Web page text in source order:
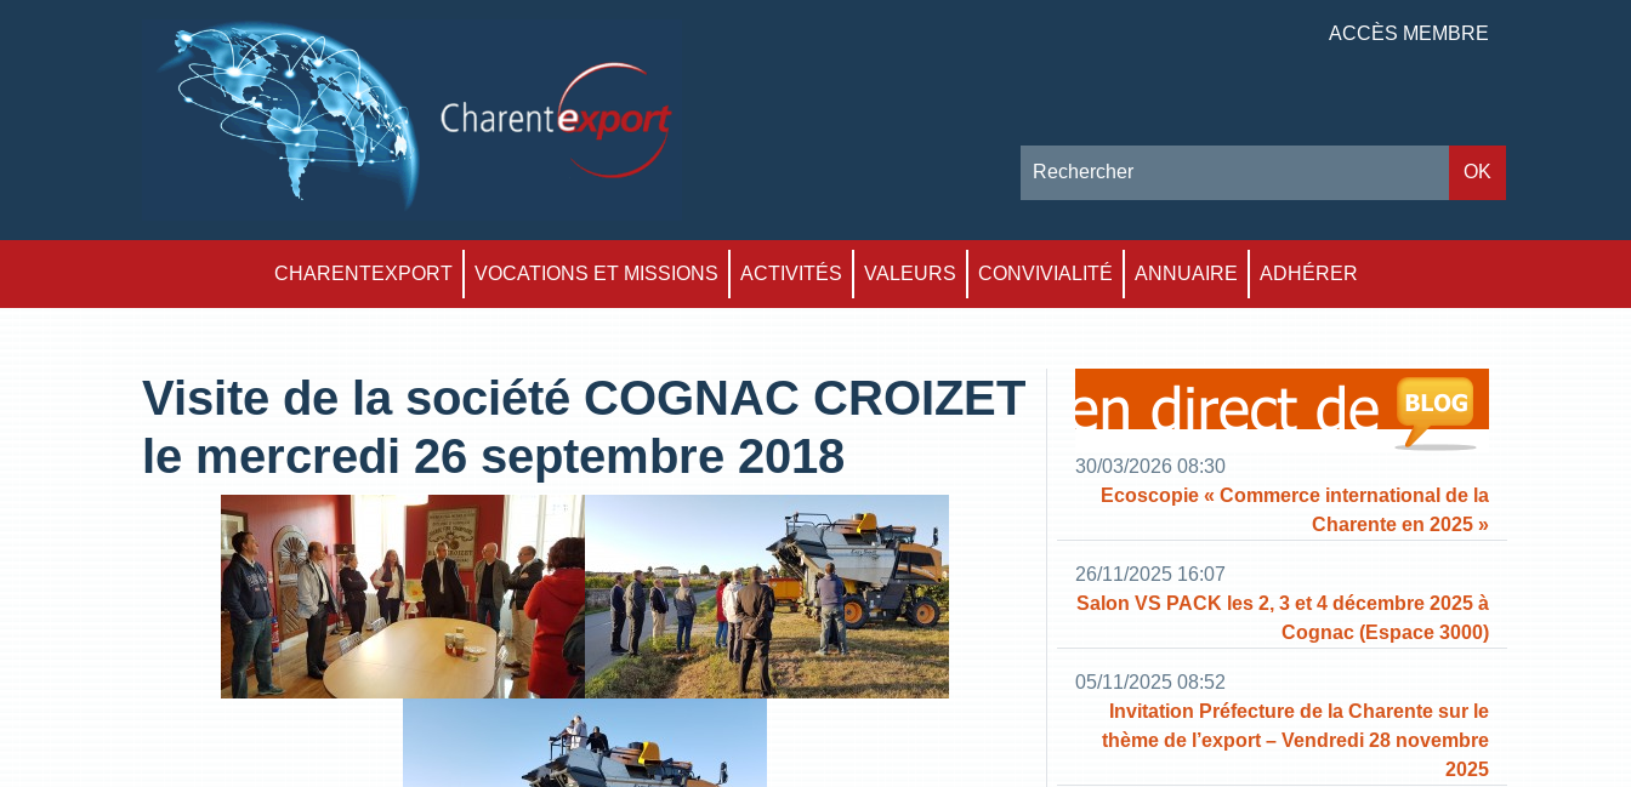
ACCÈS MEMBRE
CHARENTEXPORT VOCATIONS ET MISSIONS ACTIVITÉS VALEURS CONVIVIALITÉ ANNUAIRE ADHÉRER
Visite de la société COGNAC CROIZET
le mercredi 26 septembre 2018
30/03/2026 08:30
Ecoscopie « Commerce international de la
Charente en 2025 »
26/11/2025 16:07
Salon VS PACK les 2, 3 et 4 décembre 2025 à
Cognac (Espace 3000)
05/11/2025 08:52
Invitation Préfecture de la Charente sur le
thème de l’export – Vendredi 28 novembre
2025